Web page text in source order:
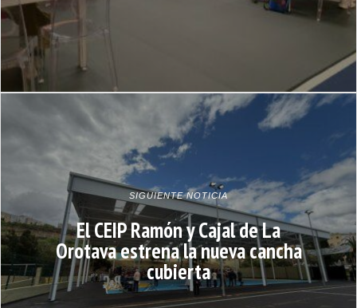
SIGUIENTE NOTICIA
El CEIP Ramón y Cajal de La
Orotava estrena la nueva cancha
cubierta